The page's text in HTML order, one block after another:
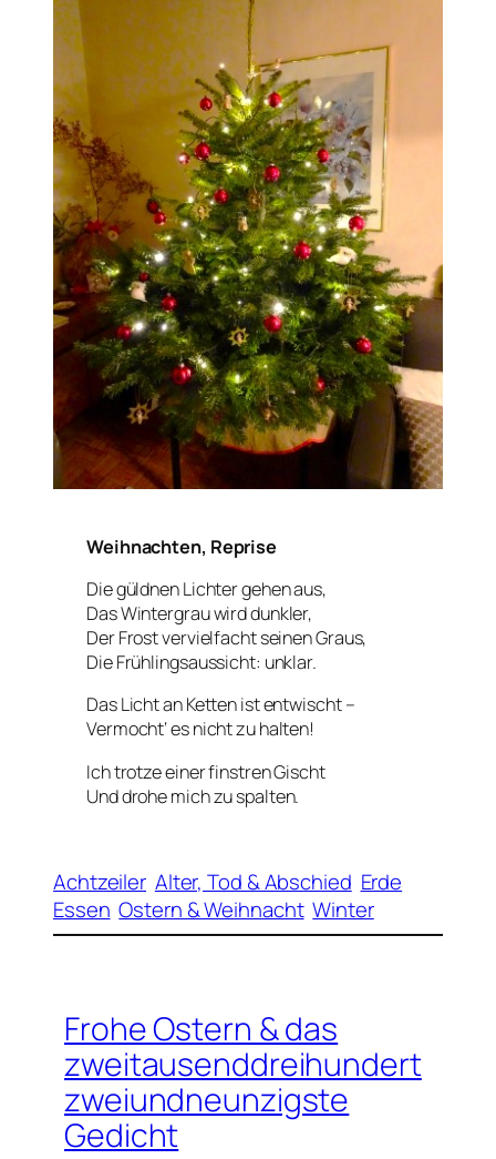
Weihnachten, Reprise
Die güldnen Lichter gehen aus,
Das Wintergrau wird dunkler,
Der Frost vervielfacht seinen Graus,
Die Frühlingsaussicht: unklar.
Das Licht an Ketten ist entwischt –
Vermocht‘ es nicht zu halten!
Ich trotze einer finstren Gischt
Und drohe mich zu spalten.
Achtzeiler Alter, Tod & Abschied Erde
Essen Ostern & Weihnacht Winter
Frohe Ostern & das
zweitausenddreihundert
zweiundneunzigste
Gedicht